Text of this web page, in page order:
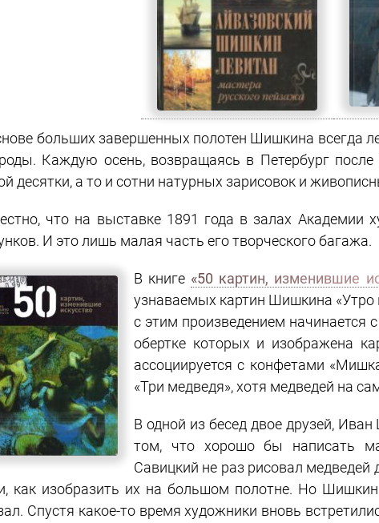
больших завершенных полотен Шишкина всегда
Каждую осень, возвращаясь в Петербург
десятки, а то и сотни натурных зарисовок и
что на выставке 1891 года в залах
И это лишь малая часть его творческого багажа.
В книге «50 картин, изменившие
узнаваемых картин Шишкина «Утро
с этим произведением начинается
обертке которых и изображена
ассоциируется с конфетами
«Три медведя», хотя медведей на
В одной из бесед двое друзей,
том, что хорошо бы написать
Савицкий не раз рисовал медведей
как изобразить их на большом полотне. Но
Спустя какое-то время художники вновь